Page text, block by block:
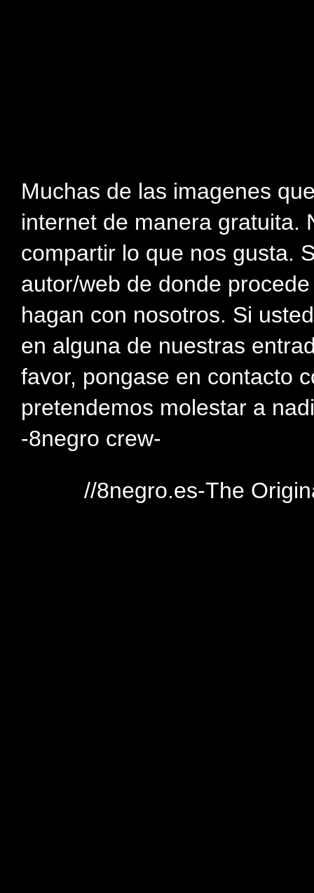
Muchas de las imagenes
internet de manera gratuita.
compartir lo que nos gusta.
autor/web de donde
hagan con nosotros. Si
en alguna de nuestras
favor, pongase en contacto
pretendemos molestar a
-8negro crew-
//8negro.es-The